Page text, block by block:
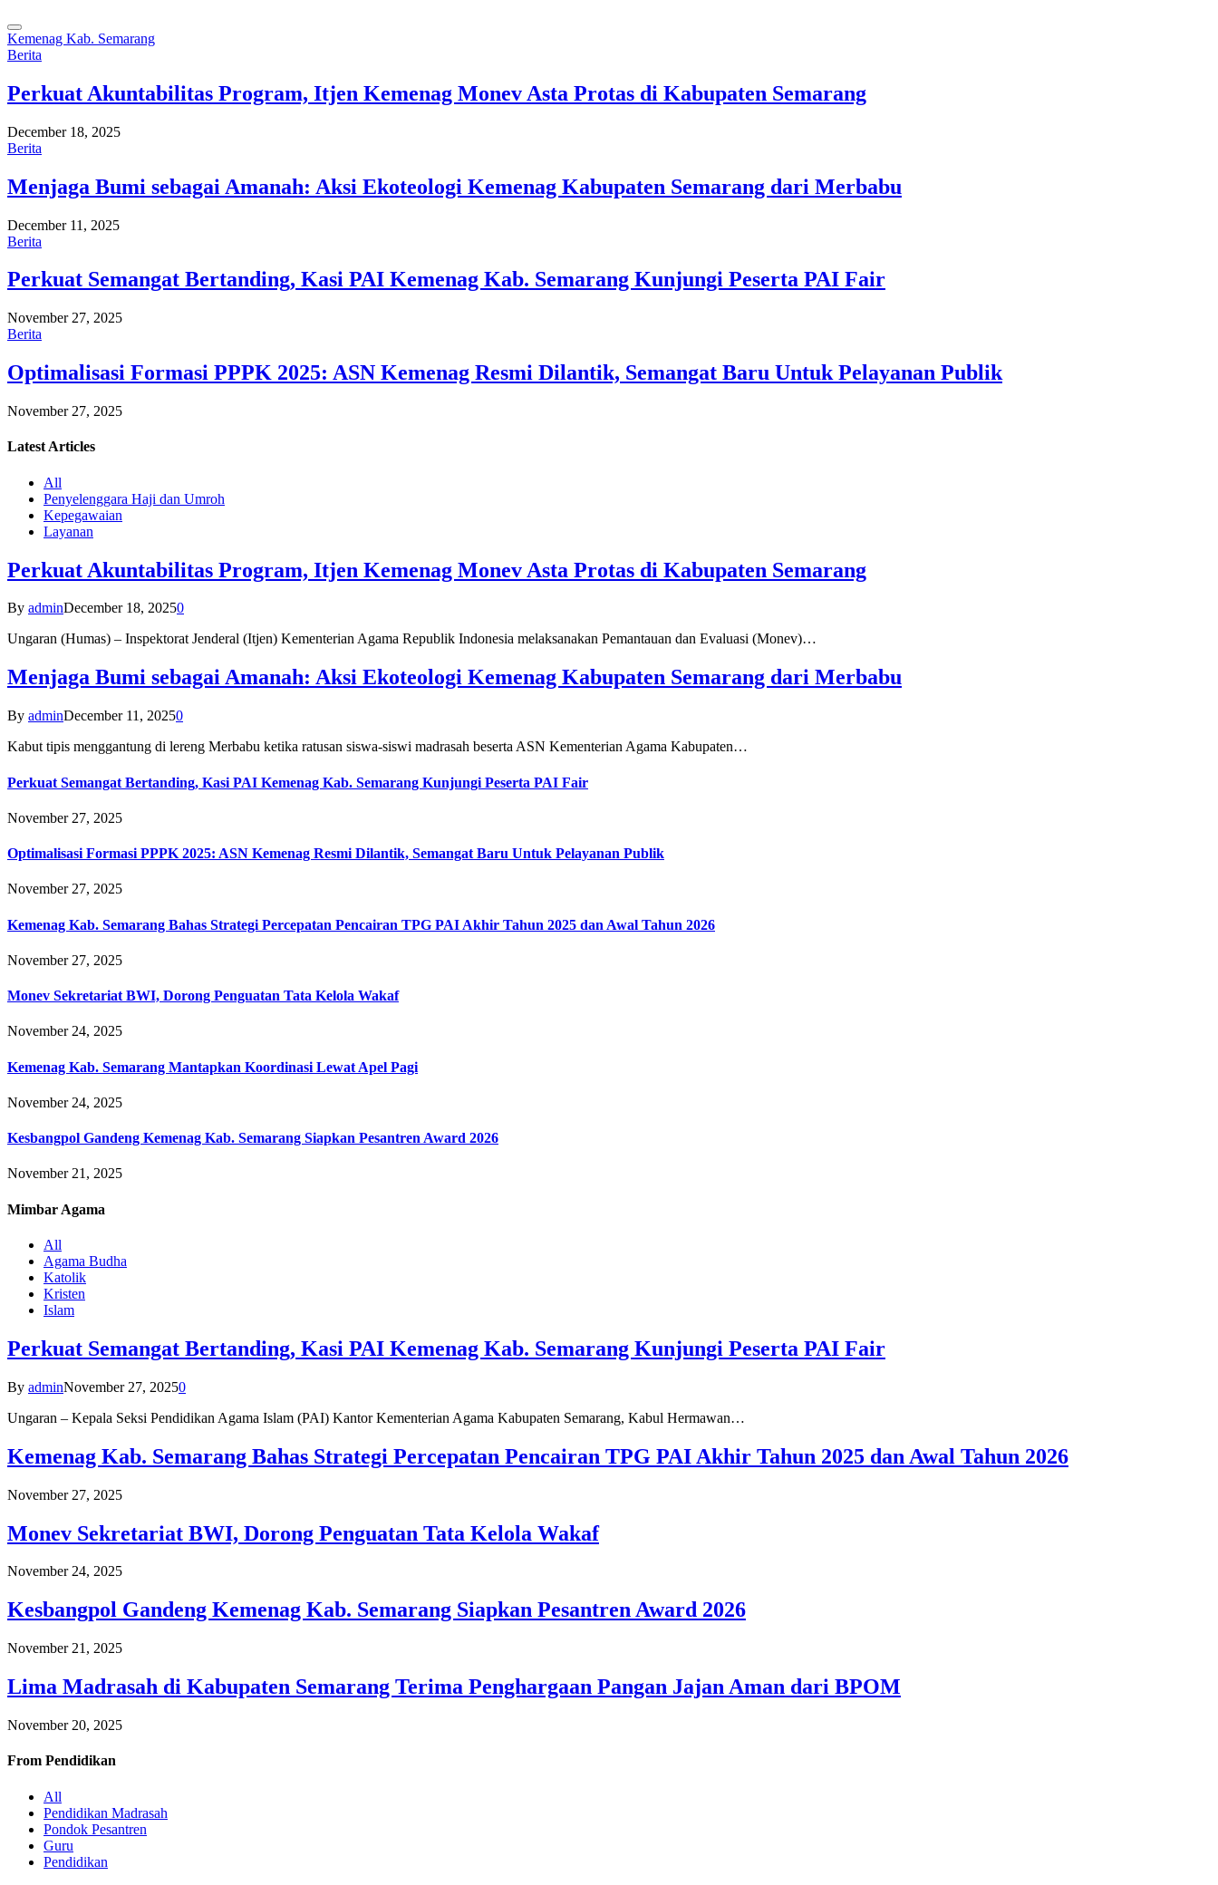
Kemenag Kab. Semarang
Berita
Perkuat Akuntabilitas Program, Itjen Kemenag Monev Asta Protas di Kabupaten Semarang
December 18, 2025
Berita
Menjaga Bumi sebagai Amanah: Aksi Ekoteologi Kemenag Kabupaten Semarang dari Merbabu
December 11, 2025
Berita
Perkuat Semangat Bertanding, Kasi PAI Kemenag Kab. Semarang Kunjungi Peserta PAI Fair
November 27, 2025
Berita
Optimalisasi Formasi PPPK 2025: ASN Kemenag Resmi Dilantik, Semangat Baru Untuk Pelayanan Publik
November 27, 2025
Latest Articles
All
Penyelenggara Haji dan Umroh
Kepegawaian
Layanan
Perkuat Akuntabilitas Program, Itjen Kemenag Monev Asta Protas di Kabupaten Semarang
By adminDecember 18, 20250
Ungaran (Humas) – Inspektorat Jenderal (Itjen) Kementerian Agama Republik Indonesia melaksanakan Pemantauan dan Evaluasi (Monev)…
Menjaga Bumi sebagai Amanah: Aksi Ekoteologi Kemenag Kabupaten Semarang dari Merbabu
By adminDecember 11, 20250
Kabut tipis menggantung di lereng Merbabu ketika ratusan siswa-siswi madrasah beserta ASN Kementerian Agama Kabupaten…
Perkuat Semangat Bertanding, Kasi PAI Kemenag Kab. Semarang Kunjungi Peserta PAI Fair
November 27, 2025
Optimalisasi Formasi PPPK 2025: ASN Kemenag Resmi Dilantik, Semangat Baru Untuk Pelayanan Publik
November 27, 2025
Kemenag Kab. Semarang Bahas Strategi Percepatan Pencairan TPG PAI Akhir Tahun 2025 dan Awal Tahun 2026
November 27, 2025
Monev Sekretariat BWI, Dorong Penguatan Tata Kelola Wakaf
November 24, 2025
Kemenag Kab. Semarang Mantapkan Koordinasi Lewat Apel Pagi
November 24, 2025
Kesbangpol Gandeng Kemenag Kab. Semarang Siapkan Pesantren Award 2026
November 21, 2025
Mimbar Agama
All
Agama Budha
Katolik
Kristen
Islam
Perkuat Semangat Bertanding, Kasi PAI Kemenag Kab. Semarang Kunjungi Peserta PAI Fair
By adminNovember 27, 20250
Ungaran – Kepala Seksi Pendidikan Agama Islam (PAI) Kantor Kementerian Agama Kabupaten Semarang, Kabul Hermawan…
Kemenag Kab. Semarang Bahas Strategi Percepatan Pencairan TPG PAI Akhir Tahun 2025 dan Awal Tahun 2026
November 27, 2025
Monev Sekretariat BWI, Dorong Penguatan Tata Kelola Wakaf
November 24, 2025
Kesbangpol Gandeng Kemenag Kab. Semarang Siapkan Pesantren Award 2026
November 21, 2025
Lima Madrasah di Kabupaten Semarang Terima Penghargaan Pangan Jajan Aman dari BPOM
November 20, 2025
From Pendidikan
All
Pendidikan Madrasah
Pondok Pesantren
Guru
Pendidikan